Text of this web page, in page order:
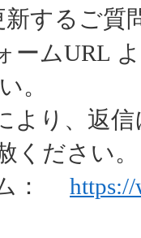
新するご質
ームURL
。
より、返
くださ
：